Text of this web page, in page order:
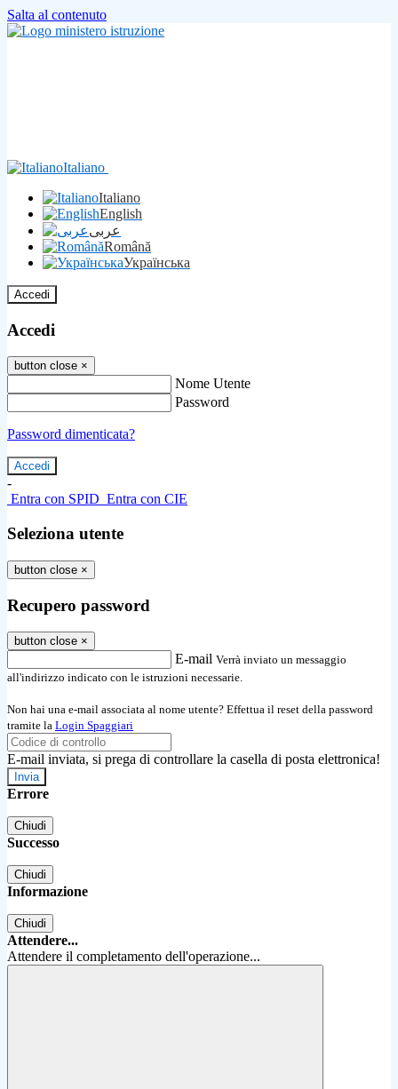
Salta al contenuto
Italiano
Italiano
English
عربى
Română
Українська
Accedi
Accedi
button close ×
Nome Utente
Password
Password dimenticata?
-
Entra con SPID Entra con CIE
Seleziona utente
button close ×
Recupero password
button close ×
E-mail Verrà inviato un messaggio
all'indirizzo indicato con le istruzioni necessarie.
Non hai una e-mail associata al nome utente? Effettua il reset della password
tramite la Login Spaggiari
E-mail inviata, si prega di controllare la casella di posta elettronica!
Errore
Chiudi
Successo
Chiudi
Informazione
Chiudi
Attendere...
Attendere il completamento dell'operazione...